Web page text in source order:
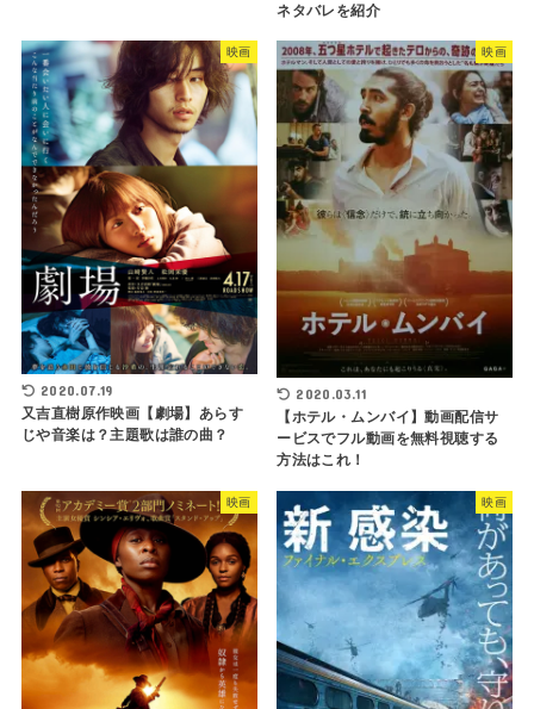
ネタバレを紹介
映画
2020.07.19
又吉直樹原作映画【劇場】あらす
じや音楽は？主題歌は誰の曲？
映画
2020.03.11
【ホテル・ムンバイ】動画配信サ
ービスでフル動画を無料視聴する
方法はこれ！
映画 映画